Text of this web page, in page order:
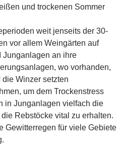
und trockenen Sommer
weit jenseits der 30-
vor allem Weingärten auf
Junganlagen an ihre
wo vorhanden,
Winzer setzten
um dem Trockenstress
in Junganlagen vielfach die
Rebstöcke vital zu erhalten.
Gewitterregen für viele Gebiete